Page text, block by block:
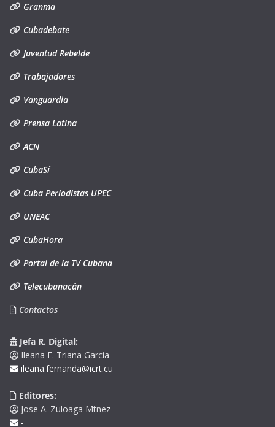
Granma
Cubadebate
Juventud Rebelde
Trabajadores
Vanguardia
Prensa Latina
ACN
CubaSí
Cuba Periodistas UPEC
UNEAC
CubaHora
Portal de la TV Cubana
Telecubanacán
Contactos
Jefa R. Digital:
Ileana F. Triana García
ileana.fernanda@icrt.cu
Editores:
Jose A. Zuloaga Mtnez
-